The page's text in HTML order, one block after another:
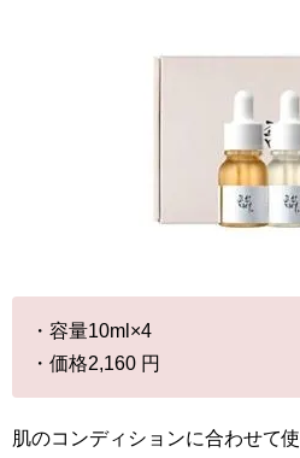
・容量10ml×4
・価格2,160 円
肌のコンディションに合わせて